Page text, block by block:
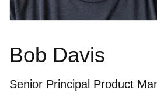
Bob Davis
Senior Principal Product